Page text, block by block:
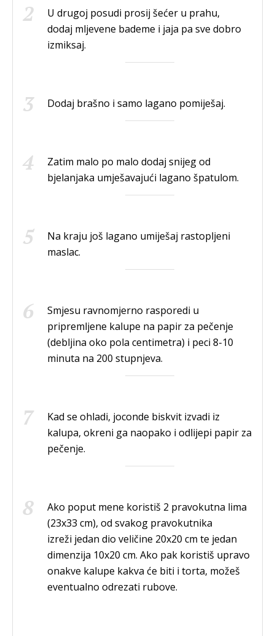
U drugoj posudi prosij šećer u prahu,
dodaj mljevene bademe i jaja pa sve dobro
izmiksaj.
Dodaj brašno i samo lagano pomiješaj.
Zatim malo po malo dodaj snijeg od
bjelanjaka umješavajući lagano špatulom.
Na kraju još lagano umiješaj rastopljeni
maslac.
Smjesu ravnomjerno rasporedi u
pripremljene kalupe na papir za pečenje
(debljina oko pola centimetra) i peci 8-10
minuta na 200 stupnjeva.
Kad se ohladi, joconde biskvit izvadi iz
kalupa, okreni ga naopako i odlijepi papir za
pečenje.
Ako poput mene koristiš 2 pravokutna lima
(23x33 cm), od svakog pravokutnika
izreži jedan dio veličine 20x20 cm te jedan
dimenzija 10x20 cm. Ako pak koristiš upravo
onakve kalupe kakva će biti i torta, možeš
eventualno odrezati rubove.